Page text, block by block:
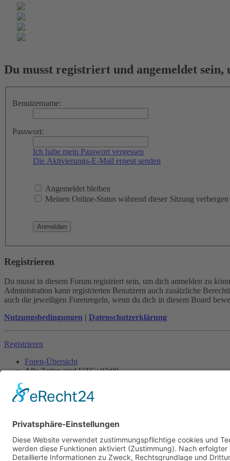
Du musst registriert und angemeldet sein,
Benutzername:
Passwort:
Ich habe mein Passwort vergessen
Die Aktivierungs-E-Mail erneut senden
Angemeldet bleiben
Meinen Online-Status während dieser Sitzung verbergen
Registrieren
Du musst in diesem Forum registriert sein, um dich anmelden zu
Administration kann registrierten Benutzern auch zusätzliche
auch die jeweiligen Forenregeln, wenn du dich in diesem Board
Nutzungsbedingungen | Datenschutzerklärung
Registrieren
Foren-Übersicht
Alle Zeiten sindUTC+02:00
Powered byphpBB® Forum Software © phpBB Limited
Datenschutz |Nutzungsbedingungen